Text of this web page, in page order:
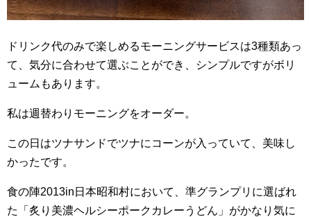
ドリンク代のみで楽しめるモーニングサービスは3種類あっ
て、気分に合わせて選ぶことができ、シンプルですがボリ
ュームもあります。
私は週替わりモーニングをオーダー。
この日はツナサンドでツナにコーンが入っていて、美味し
かったです。
食の陣2013in日本昭和村において、準グランプリに選ばれ
た「炙り美濃ヘルシーポークカレーうどん」がかなり気に